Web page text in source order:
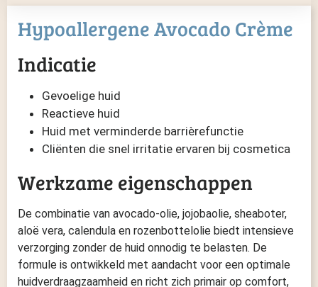
Hypoallergene Avocado Crème
Indicatie
Gevoelige huid
Reactieve huid
Huid met verminderde barrièrefunctie
Cliënten die snel irritatie ervaren bij cosmetica
Werkzame eigenschappen
De combinatie van avocado-olie, jojobaolie, sheaboter,
aloë vera, calendula en rozenbottelolie biedt intensieve
verzorging zonder de huid onnodig te belasten. De
formule is ontwikkeld met aandacht voor een optimale
huidverdraagzaamheid en richt zich primair op comfort,